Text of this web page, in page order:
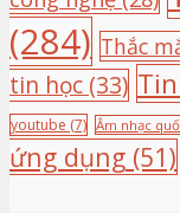
(284) Thắc
tin học (33)
youtube (7) Âm nhạc
ứng dụng (51)